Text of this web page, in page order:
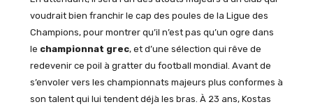
voudrait bien franchir le cap des poules de la Ligue des
Champions, pour montrer qu’il n’est pas qu’un ogre dans
le championnat grec, et d’une sélection qui rêve de
redevenir ce poil à gratter du football mondial. Avant de
s’envoler vers les championnats majeurs plus conformes à
son talent qui lui tendent déjà les bras. À 23 ans, Kostas